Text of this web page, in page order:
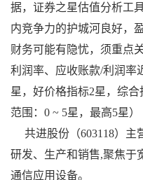
据，证券之星估值分析工
内竞争力的护城河良好，
财务可能有隐忧，须重点
利润率、应收账款/利润率
星，好价格指标2星，综
范围：0 ~ 5星，最高5星）
共进股份（603118）
研发、生产和销售,聚焦于
通信应用设备。